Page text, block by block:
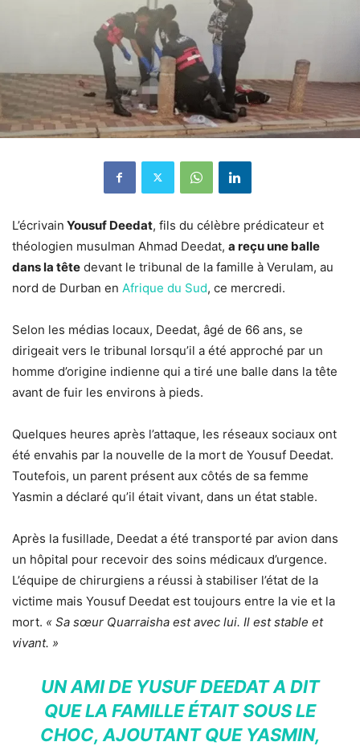
L’écrivain Yousuf Deedat, fils du célèbre prédicateur et
théologien musulman Ahmad Deedat, a reçu une balle
dans la tête devant le tribunal de la famille à Verulam, au
nord de Durban en Afrique du Sud, ce mercredi.
Selon les médias locaux, Deedat, âgé de 66 ans, se
dirigeait vers le tribunal lorsqu’il a été approché par un
homme d’origine indienne qui a tiré une balle dans la tête
avant de fuir les environs à pieds.
Quelques heures après l’attaque, les réseaux sociaux ont
été envahis par la nouvelle de la mort de Yousuf Deedat.
Toutefois, un parent présent aux côtés de sa femme
Yasmin a déclaré qu’il était vivant, dans un état stable.
Après la fusillade, Deedat a été transporté par avion dans
un hôpital pour recevoir des soins médicaux d’urgence.
L’équipe de chirurgiens a réussi à stabiliser l’état de la
victime mais Yousuf Deedat est toujours entre la vie et la
mort. « Sa sœur Quarraisha est avec lui. Il est stable et
vivant. »
UN AMI DE YUSUF DEEDAT A DIT
QUE LA FAMILLE ÉTAIT SOUS LE
CHOC, AJOUTANT QUE YASMIN,